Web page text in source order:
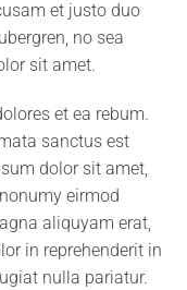
et justo duo
no sea
sit amet.
et ea rebum.
sanctus est
dolor sit amet,
eirmod
aliquyam erat,
in reprehenderit in
nulla pariatur.